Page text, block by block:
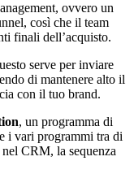
ovvero un
così che il team
finali dell’acquisto.
serve per inviare
di mantenere alto il
con il tuo brand.
, un programma di
i vari programmi tra di
CRM, la sequenza